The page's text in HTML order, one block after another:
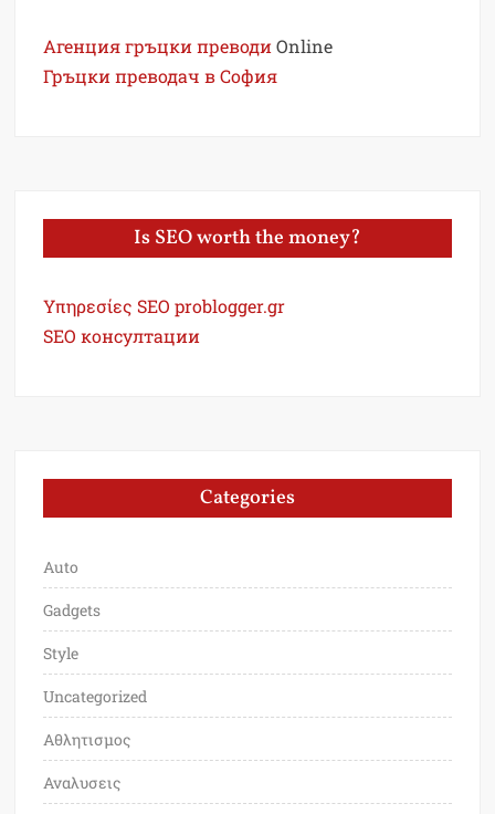
Агенция гръцки преводи Online
Гръцки преводач в София
Is SEO worth the money?
Υπηρεσίες SEO problogger.gr
SEO консултации
Categories
Auto
Gadgets
Style
Uncategorized
Αθλητισμος
Αναλυσεις